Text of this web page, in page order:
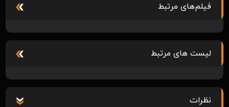
فیلم‌های مرتبط
لیست های مرتبط
نظرات